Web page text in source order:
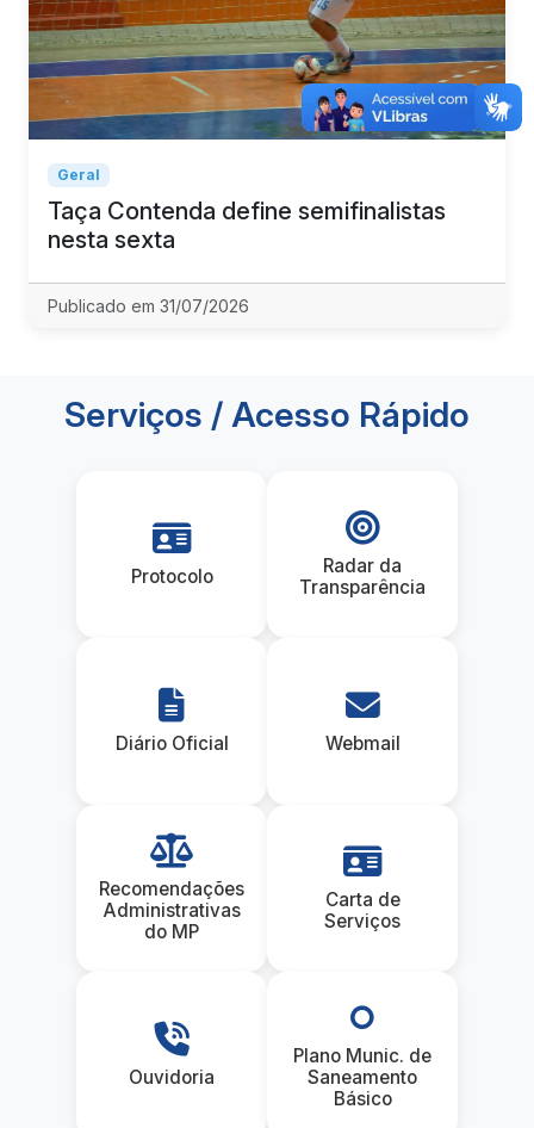
Geral
Taça Contenda define semifinalistas
nesta sexta
Publicado em 31/07/2026
Serviços / Acesso Rápido
Protocolo
Radar da
Transparência
Diário Oficial Webmail
Recomendações
Administrativas
do MP
Carta de
Serviços
Ouvidoria
Plano Munic. de
Saneamento
Básico